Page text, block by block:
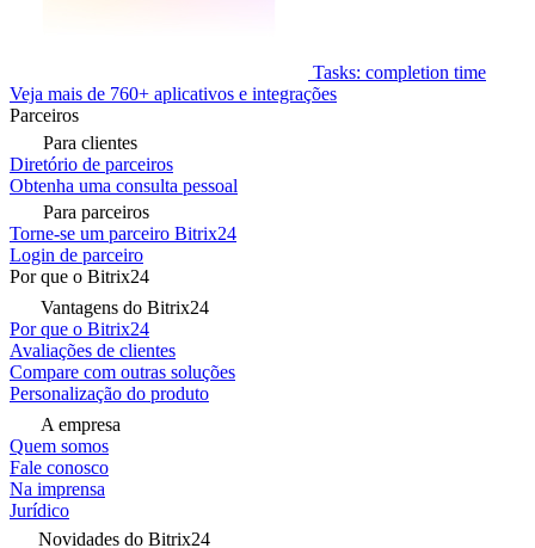
Tasks: completion time
Veja mais de 760+ aplicativos e integrações
Parceiros
Para clientes
Diretório de parceiros
Obtenha uma consulta pessoal
Para parceiros
Torne-se um parceiro Bitrix24
Login de parceiro
Por que o Bitrix24
Vantagens do Bitrix24
Por que o Bitrix24
Avaliações de clientes
Compare com outras soluções
Personalização do produto
A empresa
Quem somos
Fale conosco
Na imprensa
Jurídico
Novidades do Bitrix24